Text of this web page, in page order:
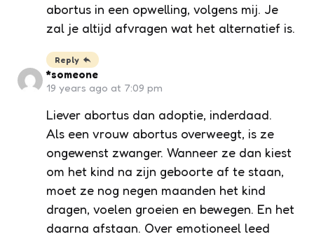
abortus in een opwelling, volgens mij. Je
zal je altijd afvragen wat het alternatief is.
Reply
*someone
19 years ago at 7:09 pm
Liever abortus dan adoptie, inderdaad.
Als een vrouw abortus overweegt, is ze
ongewenst zwanger. Wanneer ze dan kiest
om het kind na zijn geboorte af te staan,
moet ze nog negen maanden het kind
dragen, voelen groeien en bewegen. En het
daarna afstaan. Over emotioneel leed